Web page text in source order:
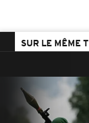
SUR LE MÊME